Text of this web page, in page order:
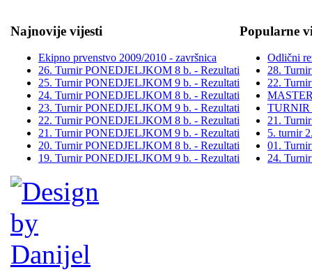
Najnovije vijesti
Ekipno prvenstvo 2009/2010 - završnica
26. Turnir PONEDJELJKOM 8 b. - Rezultati
25. Turnir PONEDJELJKOM 9 b. - Rezultati
24. Turnir PONEDJELJKOM 8 b. - Rezultati
23. Turnir PONEDJELJKOM 9 b. - Rezultati
22. Turnir PONEDJELJKOM 8 b. - Rezultati
21. Turnir PONEDJELJKOM 9 b. - Rezultati
20. Turnir PONEDJELJKOM 8 b. - Rezultati
19. Turnir PONEDJELJKOM 9 b. - Rezultati
Popularne
Odlični
28.
22.
TURNIR
21.
5. turnir
01.
24.